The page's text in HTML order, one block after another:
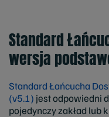
Standard
wersja
Standard Łańcucha
(v5.1) jest odpowiedni
pojedynczy zakład lub